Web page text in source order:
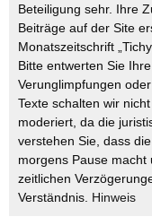
Beteiligung sehr. Ihre
Beiträge auf der Site
Monatszeitschrift
Bitte entwerten Sie
Verunglimpfungen
Texte schalten wir
moderiert, da die
verstehen Sie, dass
morgens Pause macht
zeitlichen
Verständnis. Hinweis